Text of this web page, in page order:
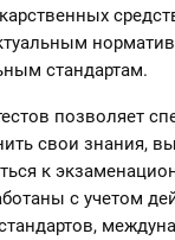
стандартам.
позволяет
свои знания,
к
с учетом